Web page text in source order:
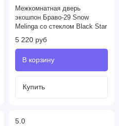
Межкомнатная дверь
экошпон Браво-29 Snow
Melinga со стеклом Black Star
5 220 руб
5.0